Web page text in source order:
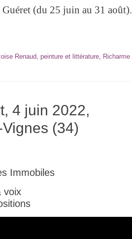
(du 25 juin au 31 août).
Renaud, peinture et littérature, Richarme
4 juin 2022,
(34)
Immobiles
voix